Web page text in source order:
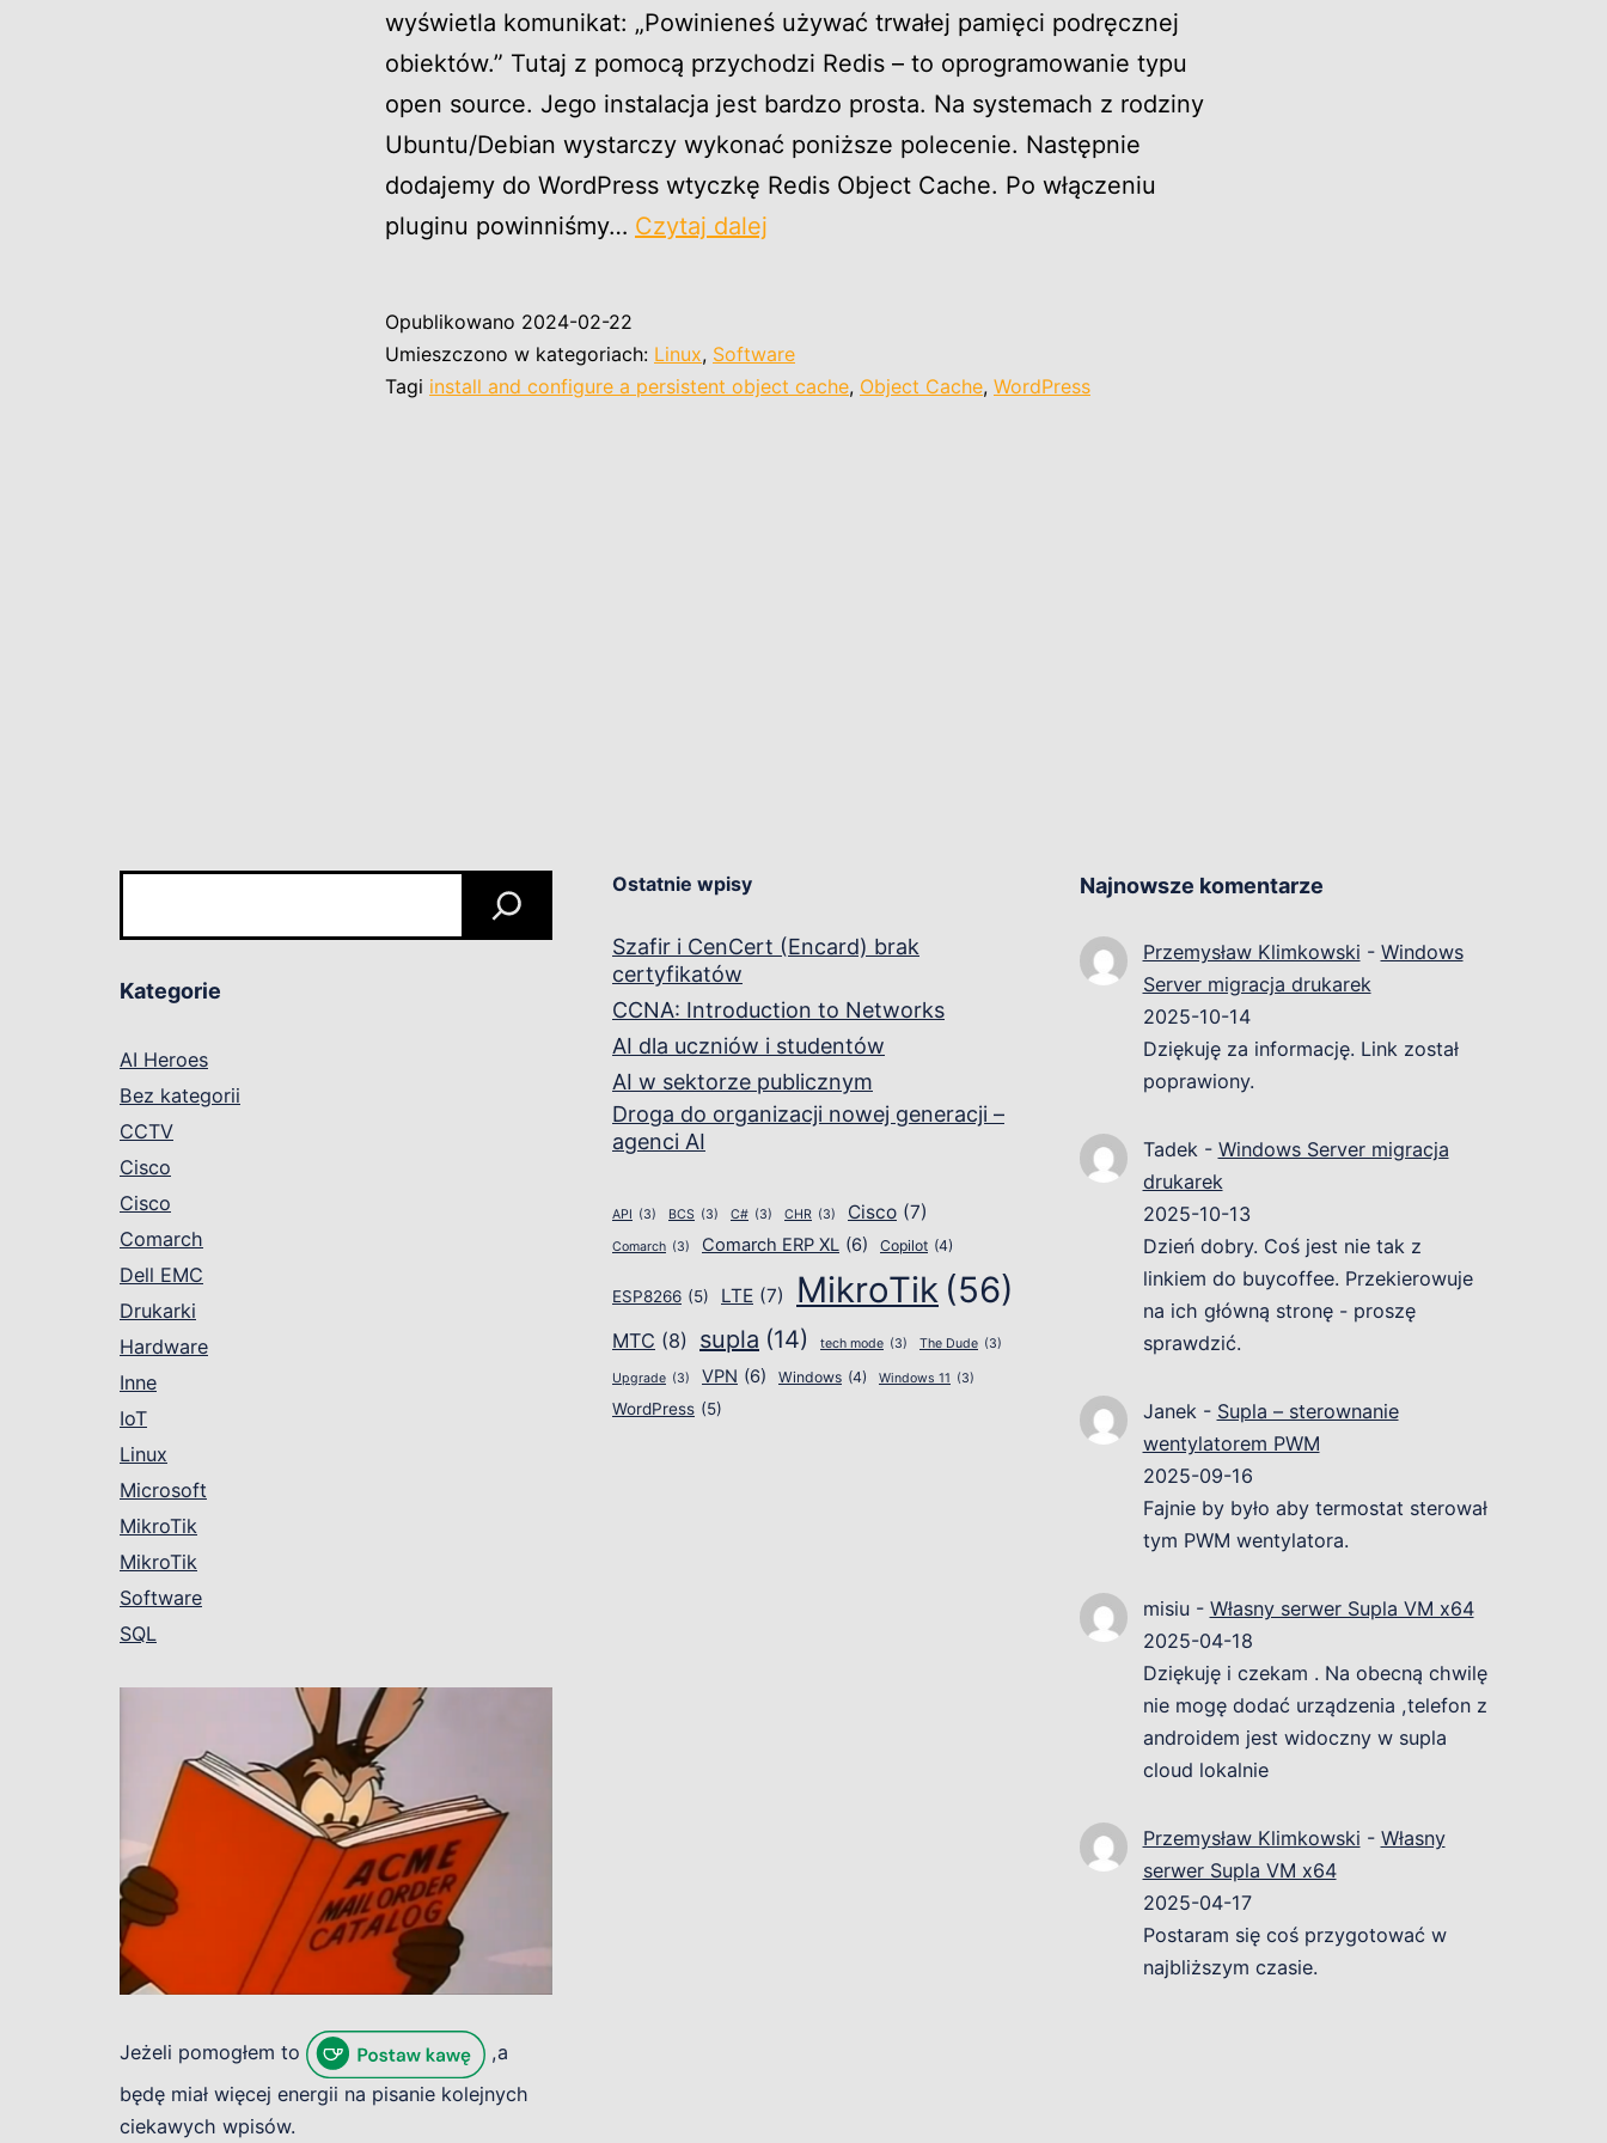
wyświetla komunikat: „Powinieneś używać trwałej pamięci podręcznej
obiektów.” Tutaj z pomocą przychodzi Redis – to oprogramowanie typu
open source. Jego instalacja jest bardzo prosta. Na systemach z rodziny
Ubuntu/Debian wystarczy wykonać poniższe polecenie. Następnie
dodajemy do WordPress wtyczkę Redis Object Cache. Po włączeniu
pluginu powinniśmy… Czytaj dalej
używać
trwałej
Opublikowano 2024-02-22
Umieszczono w kategoriach: Linux, Software
Tagi install and configure a persistent object cache, Object Cache, WordPress
Kategorie
AI Heroes
Bez kategorii
CCTV
Cisco
Cisco
Comarch
Dell EMC
Drukarki
Hardware
Inne
IoT
Linux
Microsoft
MikroTik
MikroTik
Software
SQL
Jeżeli pomogłem to
,a
będę miał więcej energii na pisanie kolejnych
ciekawych wpisów.
Ostatnie wpisy
Szafir i CenCert (Encard) brak
certyfikatów
CCNA: Introduction to Networks
AI dla uczniów i studentów
AI w sektorze publicznym
Droga do organizacji nowej generacji –
agenci AI
API (3) BCS (3) C# (3) CHR (3) Cisco (7)
Comarch (3) Comarch ERP XL (6) Copilot (4)
ESP8266 (5) LTE (7) MikroTik (56)
MTC (8) supla (14) tech mode (3) The Dude (3)
Upgrade (3) VPN (6) Windows (4) Windows 11 (3)
WordPress (5)
Najnowsze komentarze
Przemysław Klimkowski - Windows
Server migracja drukarek
2025-10-14
Dziękuję za informację. Link został
poprawiony.
Tadek- Windows Server migracja
drukarek
2025-10-13
Dzień dobry. Coś jest nie tak z
linkiem do buycoffee. Przekierowuje
na ich główną stronę - proszę
sprawdzić.
Janek- Supla – sterownanie
wentylatorem PWM
2025-09-16
Fajnie by było aby termostat sterował
tym PWM wentylatora.
misiu- Własny serwer Supla VM x64
2025-04-18
Dziękuję i czekam . Na obecną chwilę
nie mogę dodać urządzenia ,telefon z
androidem jest widoczny w supla
cloud lokalnie
Przemysław Klimkowski - Własny
serwer Supla VM x64
2025-04-17
Postaram się coś przygotować w
najbliższym czasie.